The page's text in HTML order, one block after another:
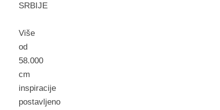
SRBIJE
Više
od
58.000
cm
inspiracije
postavljeno